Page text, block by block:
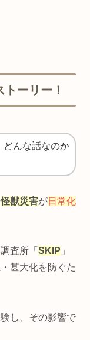
トーリー！
どんな話なのか
怪獣災害が日常化
査所「 SKIP 」
甚大化を防ぐた
し、その影響で